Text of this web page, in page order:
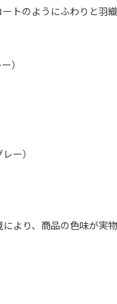
トのようにふわりと羽織
）
ー）
より、商品の色味が実